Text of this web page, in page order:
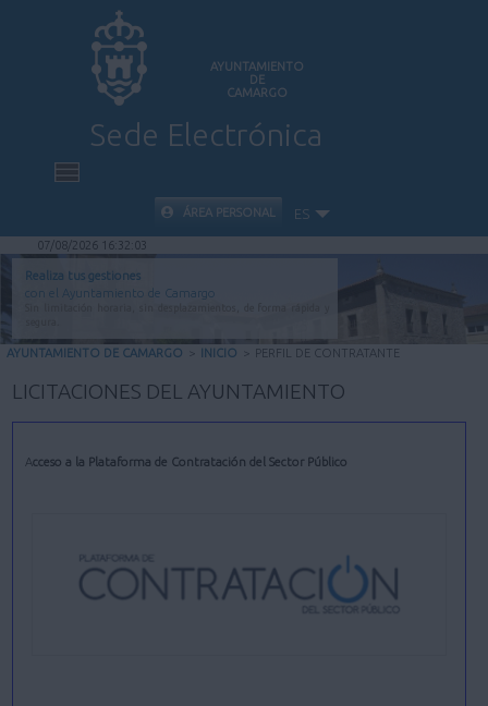
AYUNTAMIENTO
DE
CAMARGO
Sede Electrónica
INICIO
INFORMACIÓN PÚBLICA
CARPETA CIUDADANA
ÁREA PERSONAL ES
07/08/2026 16:32:03
Realiza tus gestiones
con el Ayuntamiento de Camargo
AYUNTAMIENTO DE CAMARGO > INICIO > PERFIL DE CONTRATANTE
LICITACIONES DEL AYUNTAMIENTO
Acceso a la Plataforma de Contratación del Sector Público